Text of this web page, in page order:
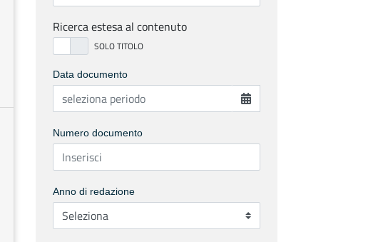
Ricerca estesa al contenuto
Data documento
Numero documento
Anno di redazione